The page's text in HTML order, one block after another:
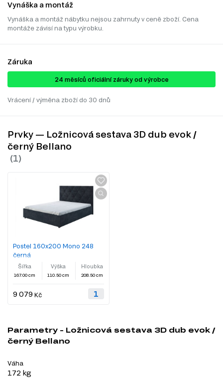
Vynáška a montáž
Vynáška a montáž nábytku nejsou zahrnuty v ceně zboží. Cena
montáže závisí na typu výrobku.
Záruka
24 ​​​​měsíců oficiální záruky od výrobce
Vrácení / výměna zboží do 30 dnů
Prvky — Ložnicová sestava 3D dub evok /
černý Bellano
Postel 160x200 Mono 248
černá
Šířka
167.00 cm
Výška
110.50 cm
Hloubka
208.50 cm
9 079 Kč
Parametry - Ložnicová sestava 3D dub evok /
černý Bellano
Váha
172 kg